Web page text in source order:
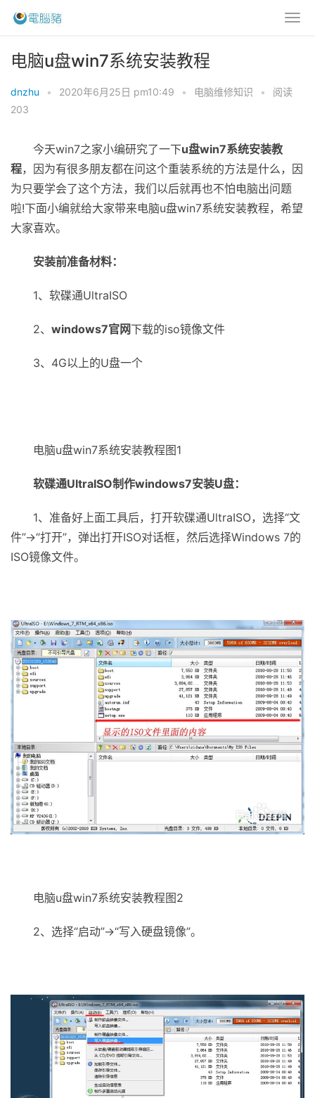
电脑u盘win7系统安装教程
dnzhu • 2020年6月25日 pm10:49 • 电脑维修知识 •
阅读
203
今天win7之家小编研究了一下u盘win7系统安装教
程，因为有很多朋友都在问这个重装系统的方法是什么，因
为只要学会了这个方法，我们以后就再也不怕电脑出问题
啦!下面小编就给大家带来电脑u盘win7系统安装教程，希望
大家喜欢。
安装前准备材料：
1、软碟通UltraISO
2、 windows7官网下载的iso镜像文件
3、4G以上的U盘一个
电脑u盘win7系统安装教程图1
软碟通UltraISO制作windows7安装U盘：
1、准备好上面工具后，打开软碟通UltraISO，选择“文
件”→“打开”，弹出打开ISO对话框，然后选择Windows 7的
ISO镜像文件。
电脑u盘win7系统安装教程图2
2、选择“启动”→“写入硬盘镜像”。